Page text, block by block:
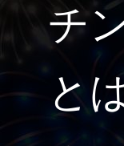
チ
と